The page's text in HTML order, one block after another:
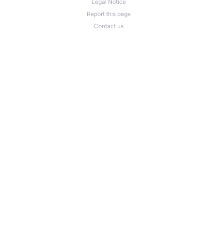
Legal Notice
Report this page
Contact us